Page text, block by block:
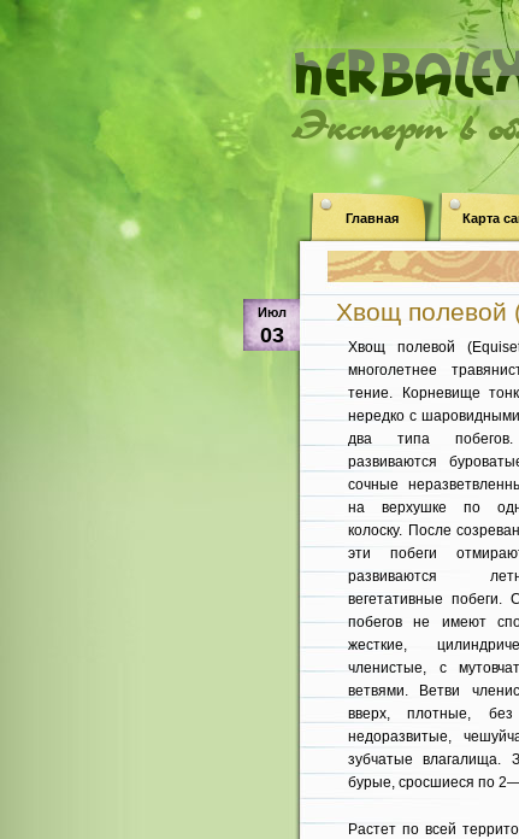
Эксперт в
Главная Карта
Июл
03
Хвощ полевой
Хвощ полевой
многолетнее
тение. Корневище
нередко с
два типа
развиваются
сочные
на верхушке по
колоску. После
эти побеги
развиваются
вегетативные побеги.
побегов не имеют
жесткие,
членистые, с
ветвями. Вет­ви
вверх, плотные, без
недораз­витые,
зуб­чатые влагалища.
бурые, сросшиеся по
Растет по всей